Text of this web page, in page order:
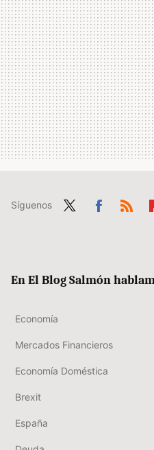
Síguenos
En El Blog Salmón
Economía
Mercados Financieros
Economía Doméstica
Brexit
España